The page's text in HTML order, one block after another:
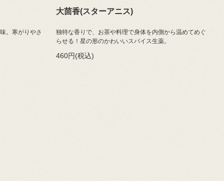
。寒がりやさ
大茴香(スターアニス)
独特な香りで、お茶や料理で身体を内側から温めてめぐ
らせる！星の形のかわいいスパイス生薬。
460円(税込)